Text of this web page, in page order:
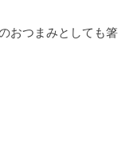
おつまみとしても箸